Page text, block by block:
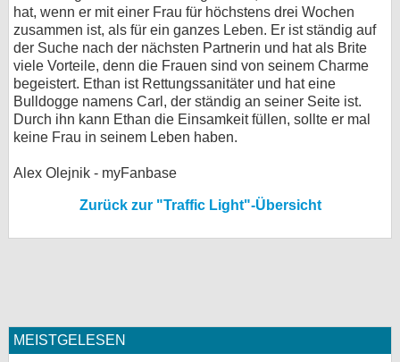
hat, wenn er mit einer Frau für höchstens drei Wochen
zusammen ist, als für ein ganzes Leben. Er ist ständig auf
der Suche nach der nächsten Partnerin und hat als Brite
viele Vorteile, denn die Frauen sind von seinem Charme
begeistert. Ethan ist Rettungssanitäter und hat eine
Bulldogge namens Carl, der ständig an seiner Seite ist.
Durch ihn kann Ethan die Einsamkeit füllen, sollte er mal
keine Frau in seinem Leben haben.
Alex Olejnik - myFanbase
Zurück zur "Traffic Light"-Übersicht
MEISTGELESEN